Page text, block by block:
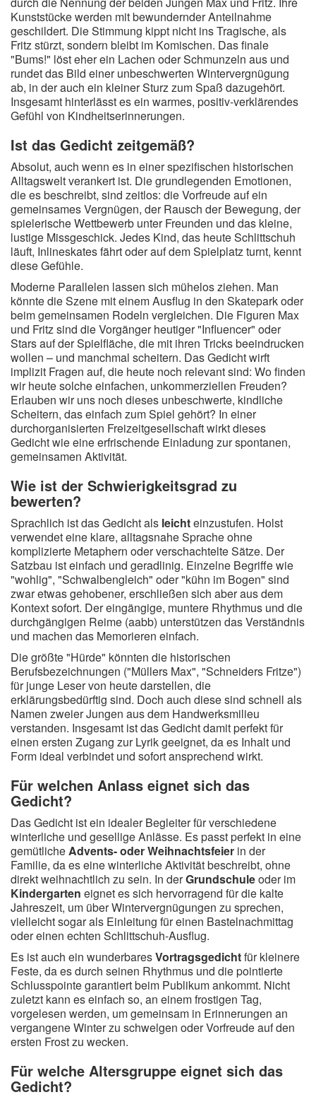
Kunststücke werden mit bewundernder Anteilnahme
geschildert. Die Stimmung kippt nicht ins Tragische, als
Fritz stürzt, sondern bleibt im Komischen. Das finale
"Bums!" löst eher ein Lachen oder Schmunzeln aus und
rundet das Bild einer unbeschwerten Wintervergnügung
ab, in der auch ein kleiner Sturz zum Spaß dazugehört.
Insgesamt hinterlässt es ein warmes, positiv-verklärendes
Gefühl von Kindheitserinnerungen.
Ist das Gedicht zeitgemäß?
Absolut, auch wenn es in einer spezifischen historischen
Alltagswelt verankert ist. Die grundlegenden Emotionen,
die es beschreibt, sind zeitlos: die Vorfreude auf ein
gemeinsames Vergnügen, der Rausch der Bewegung, der
spielerische Wettbewerb unter Freunden und das kleine,
lustige Missgeschick. Jedes Kind, das heute Schlittschuh
läuft, Inlineskates fährt oder auf dem Spielplatz turnt, kennt
diese Gefühle.
Moderne Parallelen lassen sich mühelos ziehen. Man
könnte die Szene mit einem Ausflug in den Skatepark oder
beim gemeinsamen Rodeln vergleichen. Die Figuren Max
und Fritz sind die Vorgänger heutiger "Influencer" oder
Stars auf der Spielfläche, die mit ihren Tricks beeindrucken
wollen – und manchmal scheitern. Das Gedicht wirft
implizit Fragen auf, die heute noch relevant sind: Wo finden
wir heute solche einfachen, unkommerziellen Freuden?
Erlauben wir uns noch dieses unbeschwerte, kindliche
Scheitern, das einfach zum Spiel gehört? In einer
durchorganisierten Freizeitgesellschaft wirkt dieses
Gedicht wie eine erfrischende Einladung zur spontanen,
gemeinsamen Aktivität.
Wie ist der Schwierigkeitsgrad zu
bewerten?
Sprachlich ist das Gedicht als leichteinzustufen. Holst
verwendet eine klare, alltagsnahe Sprache ohne
komplizierte Metaphern oder verschachtelte Sätze. Der
Satzbau ist einfach und geradlinig. Einzelne Begriffe wie
"wohlig", "Schwalbengleich" oder "kühn im Bogen" sind
zwar etwas gehobener, erschließen sich aber aus dem
Kontext sofort. Der eingängige, muntere Rhythmus und die
durchgängigen Reime (aabb) unterstützen das Verständnis
und machen das Memorieren einfach.
Die größte "Hürde" könnten die historischen
Berufsbezeichnungen ("Müllers Max", "Schneiders Fritze")
für junge Leser von heute darstellen, die
erklärungsbedürftig sind. Doch auch diese sind schnell als
Namen zweier Jungen aus dem Handwerksmilieu
verstanden. Insgesamt ist das Gedicht damit perfekt für
einen ersten Zugang zur Lyrik geeignet, da es Inhalt und
Form ideal verbindet und sofort ansprechend wirkt.
Für welchen Anlass eignet sich das
Gedicht?
Das Gedicht ist ein idealer Begleiter für verschiedene
winterliche und gesellige Anlässe. Es passt perfekt in eine
gemütlicheAdvents- oder Weihnachtsfeier in der
Familie, da es eine winterliche Aktivität beschreibt, ohne
direkt weihnachtlich zu sein. In derGrundschuleoder im
Kindergarten eignet es sich hervorragend für die kalte
Jahreszeit, um über Wintervergnügungen zu sprechen,
vielleicht sogar als Einleitung für einen Bastelnachmittag
oder einen echten Schlittschuh-Ausflug.
Es ist auch ein wunderbaresVortragsgedichtfür kleinere
Feste, da es durch seinen Rhythmus und die pointierte
Schlusspointe garantiert beim Publikum ankommt. Nicht
zuletzt kann es einfach so, an einem frostigen Tag,
vorgelesen werden, um gemeinsam in Erinnerungen an
vergangene Winter zu schwelgen oder Vorfreude auf den
ersten Frost zu wecken.
Für welche Altersgruppe eignet sich das
Gedicht?